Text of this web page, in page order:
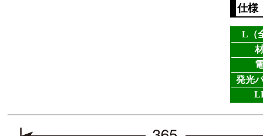
仕様
L（
発光